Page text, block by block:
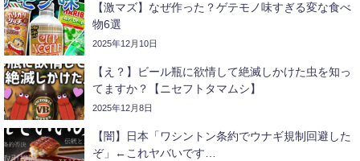
【激マズ】なぜ作った？ゲテモノ味すぎる変な食べ
物6選
2025年12月10日
【え？】ビール瓶に欲情して絶滅しかけた虫を知っ
てますか？【ニセフトタマムシ】
2025年12月8日
【闇】日本「ワシントン条約でウナギ規制回避した
ぞ」←これヤバいです…